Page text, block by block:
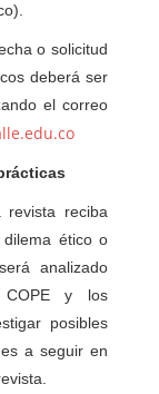
o solicitud
deberá ser
el correo
revista reciba
dilema ético o
analizado
COPE y los
posibles
a seguir en